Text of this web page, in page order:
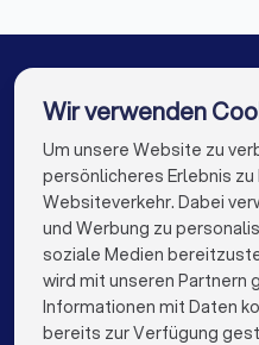
Die besten
info@trustlocal.de
Wir verwenden
Um unsere Website zu
persönlicheres Erlebnis
Websiteverkehr. Dabei
und Werbung zu
soziale Medien
wird mit unseren Partnern
Informationen mit Daten
bereits zur Verfügung